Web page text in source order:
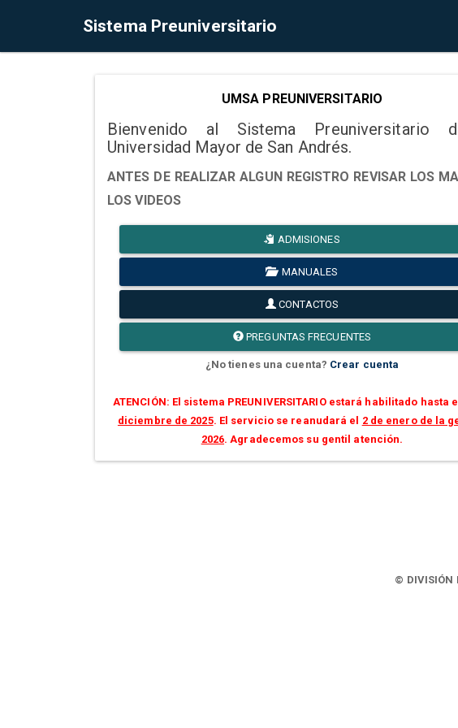
Sistema Preuniversitario
UMSA PREUNIVERSITARIO
Bienvenido al Sistema Preuniversitario
Universidad Mayor de San Andrés.
ANTES DE REALIZAR ALGUN REGISTRO REVISAR LOS
LOS VIDEOS
ADMISIONES
MANUALES
CONTACTOS
PREGUNTAS FRECUENTES
¿No tienes una cuenta? Crear cuenta
ATENCIÓN: El sistema PREUNIVERSITARIO estará habilitado hasta
diciembre de 2025. El servicio se reanudará el 2 de enero de la
2026. Agradecemos su gentil atención.
© DIVISIÓN